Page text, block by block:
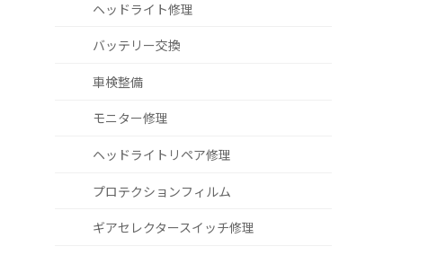
ヘッドライト修理
バッテリー交換
車検整備
モニター修理
ヘッドライトリペア修理
プロテクションフィルム
ギアセレクタースイッチ修理